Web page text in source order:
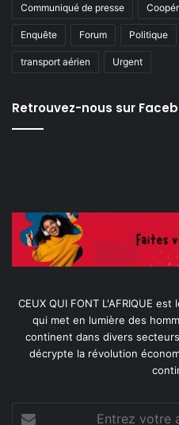
Communiqué de presse
Enquête Forum Politique
transport aérien Urgent
Retrouvez-nous sur
CEUX QUI FONT L'AFRIQUE
qui met en lumière des
continent dans divers
décrypte la révolution